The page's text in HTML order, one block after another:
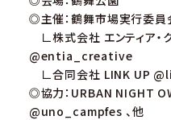
◎主催：鶴舞市場実行委員
∟株式会社 エンティア・
@entia_creative
∟合同会社 LINK UP
◎協力：URBAN NIGHT
@uno_campfes 、他